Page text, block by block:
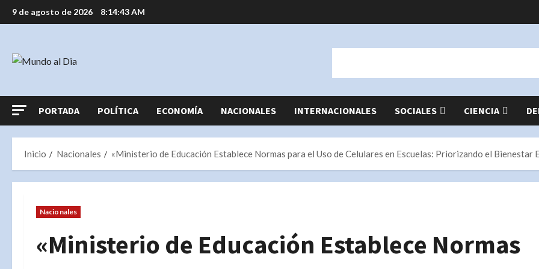
Saltar
al
9 de agosto de 2026 8:14:44 AM
PORTADA POLÍTICA ECONOMÍA NACIONALES INTERNACIONALES SOCIALES CIENCIA
Inicio Nacionales «Ministerio de Educación Establece Normas para el Uso de Celulares en Escuelas: Priorizando el Bienestar
Nacionales
«Ministerio de Educación Establece Normas